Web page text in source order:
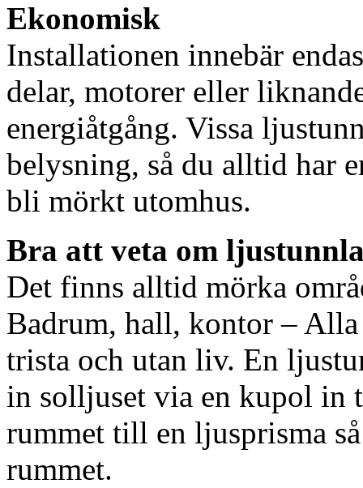
Ekonomisk
Installationen innebär
delar, motorer eller
energiåtgång. Vissa
belysning, så du alltid har
bli mörkt utomhus.
Bra att veta om
Det finns alltid mörka
Badrum, hall, kontor – Alla
trista och utan liv. En
in solljuset via en kupol in
rummet till en ljusprisma
rummet.